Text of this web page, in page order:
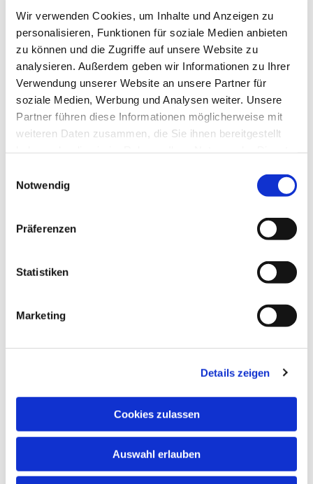
Wir verwenden Cookies, um Inhalte und Anzeigen zu
personalisieren, Funktionen für soziale Medien anbieten
zu können und die Zugriffe auf unsere Website zu
analysieren. Außerdem geben wir Informationen zu Ihrer
Verwendung unserer Website an unsere Partner für
soziale Medien, Werbung und Analysen weiter. Unsere
Partner führen diese Informationen möglicherweise mit
weiteren Daten zusammen, die Sie ihnen bereitgestellt
Notwendig
Präferenzen
Statistiken
Marketing
Details zeigen
Cookies zulassen
Auswahl erlauben
Dies könnte Sie auch